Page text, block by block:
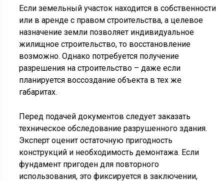
Если земельный участок находится в собственности
или в аренде с правом строительства, а целевое
назначение земли позволяет индивидуальное
жилищное строительство, то восстановление
возможно. Однако потребуется получение
разрешения на строительство – даже если
планируется воссоздание объекта в тех же
габаритах.
Перед подачей документов следует заказать
техническое обследование разрушенного здания.
Эксперт оценит остаточную пригодность
конструкций и необходимость демонтажа. Если
фундамент пригоден для повторного
использования, это фиксируется в заключении,